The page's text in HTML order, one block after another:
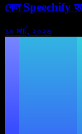
কেন Speechify
১৯ মার্চ, ২০২৬